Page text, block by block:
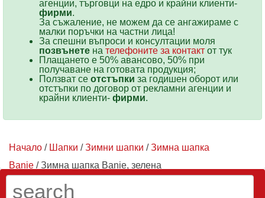
агенции, търговци на едро и крайни клиенти-
фирми.
За съжаление, не можем да се ангажираме с
малки поръчки на частни лица!
За спешни въпроси и консултации моля
позвънете на телефоните за контакт от тук
Плащането е 50% авансово, 50% при
получаване на готовата продукция;
Ползват се отстъпки за годишен оборот или
отстъпки по договор от рекламни агенции и
крайни клиенти- фирми.
Начало / Шапки /Зимни шапки /Зимна шапка
Banie / Зимна шапка Banie, зелена